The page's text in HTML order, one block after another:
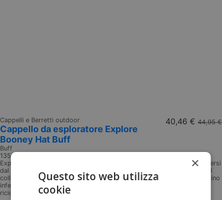
Cappelli e Berretti outdoor
Cappello da esploratore Explore
Booney Hat Buff
Buff
135362
40,46 € 44,95 €
Explore Booney Hat Solid Fawn Cappellino con tesa larga per proteggersi
dal sole. Linea Explore Booney Hat: Cappelli che proteggono il viso e il
collo dal sole. Materiali: Corona superiore: 100% nylon riciclato, cinturino
inferiore: 100% nylon riciclato, cinturino superiore: 100% poliestere
riciclato Falda: 100% nylon riciclato, fascia interna...
×
Questo sito web utilizza
cookie